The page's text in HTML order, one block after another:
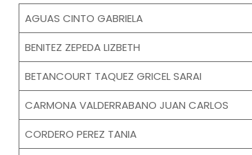
AGUAS CINTO GABRIELA
BENITEZ ZEPEDA LIZBETH
BETANCOURT TAQUEZ GRICEL SARAI
CARMONA VALDERRABANO JUAN CARLOS
CORDERO PEREZ TANIA